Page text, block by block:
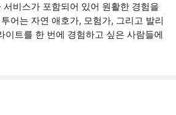
서비스가 포함되어 있어 원활한 경험을
어는 자연 애호가, 모험가, 그리고 발리
이트를 한 번에 경험하고 싶은 사람들에